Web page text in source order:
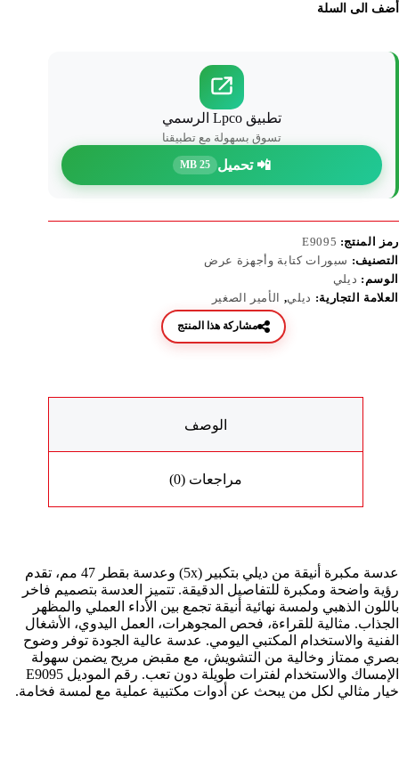
أضف الى السلة
تطبيق Lpco الرسمي
تسوق بسهولة مع تطبيقنا
📲 تحميل 25 MB
رمز المنتج: E9095
التصنيف: سبورات كتابة وأجهزة عرض
الوسم: ديلي
العلامة التجارية: ديلي, الأمير الصغير
مشاركة هذا المنتج
الوصف
مراجعات (0)
عدسة مكبرة أنيقة من ديلي بتكبير (5x) وعدسة بقطر 47 مم، تقدم
رؤية واضحة ومكبرة للتفاصيل الدقيقة. تتميز العدسة بتصميم فاخر
باللون الذهبي ولمسة نهائية أنيقة تجمع بين الأداء العملي والمظهر
الجذاب. مثالية للقراءة، فحص المجوهرات، العمل اليدوي، الأشغال
الفنية والاستخدام المكتبي اليومي. عدسة عالية الجودة توفر وضوح
بصري ممتاز وخالية من التشويش، مع مقبض مريح يضمن سهولة
الإمساك والاستخدام لفترات طويلة دون تعب. رقم الموديل E9095
خيار مثالي لكل من يبحث عن أدوات مكتبية عملية مع لمسة فخامة.